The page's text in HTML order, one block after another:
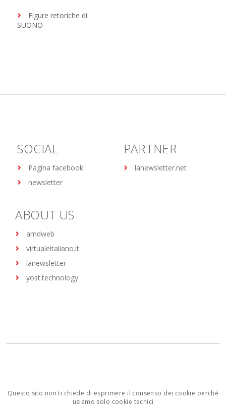
Figure retoriche di
SUONO
SOCIAL
Pagina facebook
newsletter
PARTNER
lanewsletter.net
ABOUT US
amdweb
virtualeitaliano.it
lanewsletter
yost.technology
Questo sito non ti chiede di esprimere il consenso dei cookie perché
usiamo solo cookie tecnici